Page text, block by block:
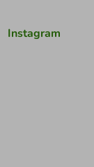
Instagram